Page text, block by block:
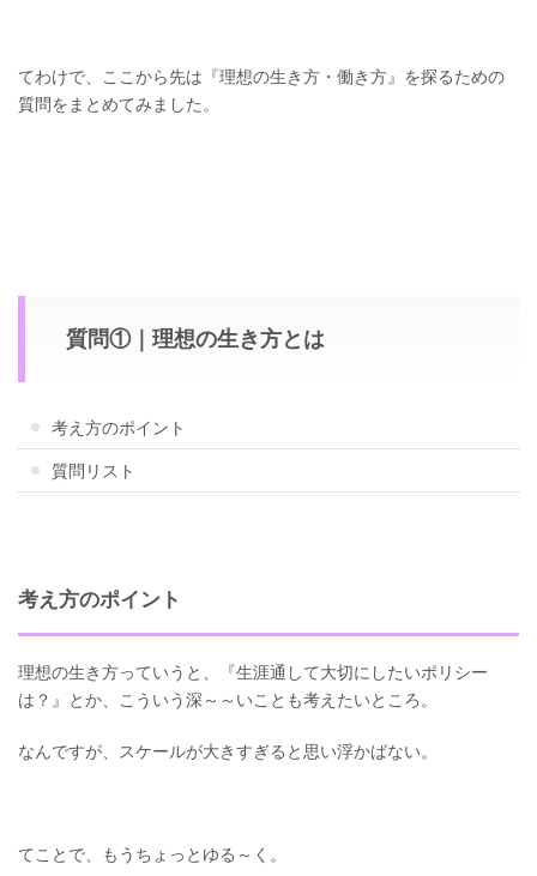
てわけで、ここから先は『理想の生き方・働き方』を探るための
質問をまとめてみました。
質問①｜理想の生き方とは
考え方のポイント
質問リスト
考え方のポイント
理想の生き方っていうと、『生涯通して大切にしたいポリシー
は？』とか、こういう深～～いことも考えたいところ。
なんですが、スケールが大きすぎると思い浮かばない。
てことで、もうちょっとゆる～く。